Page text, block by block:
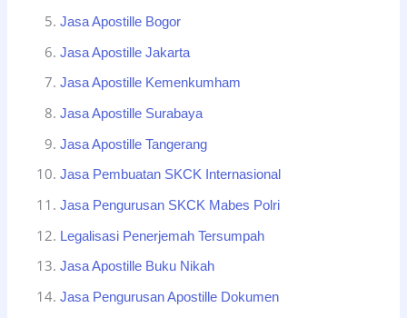
Jasa Apostille Bogor
Jasa Apostille Jakarta
Jasa Apostille Kemenkumham
Jasa Apostille Surabaya
Jasa Apostille Tangerang
Jasa Pembuatan SKCK Internasional
Jasa Pengurusan SKCK Mabes Polri
Legalisasi Penerjemah Tersumpah
Jasa Apostille Buku Nikah
Jasa Pengurusan Apostille Dokumen